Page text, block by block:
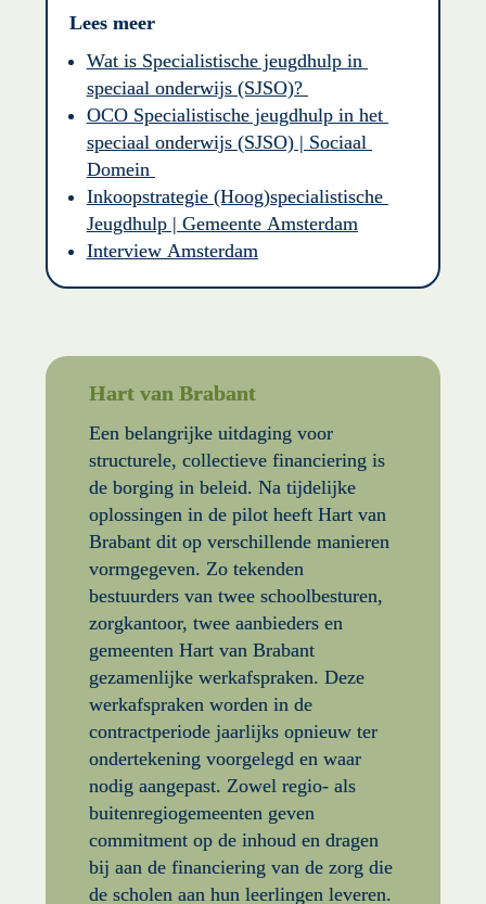
Lees meer
Wat is Specialistische jeugdhulp in
speciaal onderwijs (SJSO)?
OCO Specialistische jeugdhulp in het
speciaal onderwijs (SJSO) | Sociaal
Domein
Inkoopstrategie (Hoog)specialistische
Jeugdhulp | Gemeente Amsterdam
Interview Amsterdam
Hart van Brabant
Een belangrijke uitdaging voor
structurele, collectieve financiering is
de borging in beleid. Na tijdelijke
oplossingen in de pilot heeft Hart van
Brabant dit op verschillende manieren
vormgegeven. Zo tekenden
bestuurders van twee schoolbesturen,
zorgkantoor, twee aanbieders en
gemeenten Hart van Brabant
gezamenlijke werkafspraken. Deze
werkafspraken worden in de
contractperiode jaarlijks opnieuw ter
ondertekening voorgelegd en waar
nodig aangepast. Zowel regio- als
buitenregiogemeenten geven
commitment op de inhoud en dragen
bij aan de financiering van de zorg die
de scholen aan hun leerlingen leveren.